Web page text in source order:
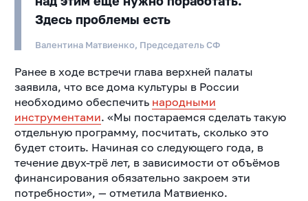
Здесь проблемы есть
Валентина Матвиенко, Председатель СФ
Ранее в ходе встречи глава верхней палаты
заявила, что все дома культуры в России
необходимо обеспечить народными
инструментами. «Мы постараемся сделать такую
отдельную программу, посчитать, сколько это
будет стоить. Начиная со следующего года, в
течение двух-трё лет, в зависимости от объёмов
финансирования обязательно закроем эти
потребности», — отметила Матвиенко.